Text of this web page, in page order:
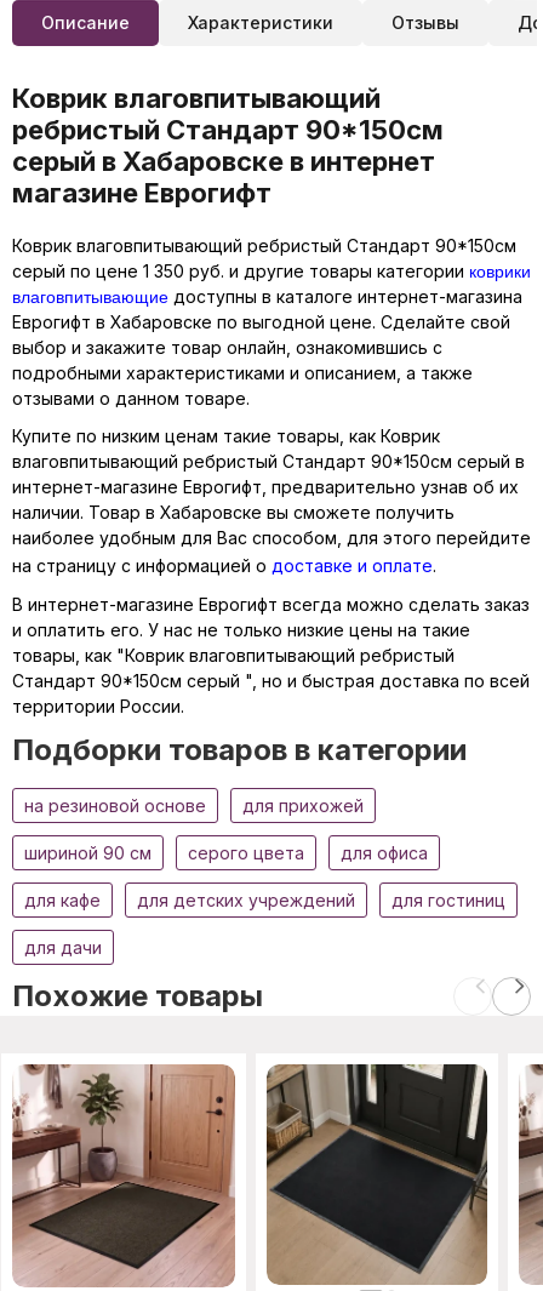
Описание Характеристики Отзывы
Коврик влаговпитывающий
ребристый Стандарт 90*150см
серый в Хабаровске в интернет
магазине Еврогифт
Коврик влаговпитывающий ребристый Стандарт 90*150см
серый по цене 1 350 руб. и другие товары категории коврики
влаговпитывающие доступны в каталоге интернет-магазина
Еврогифт в Хабаровске по выгодной цене. Сделайте свой
выбор и закажите товар онлайн, ознакомившись с
подробными характеристиками и описанием, а также
отзывами о данном товаре.
Купите по низким ценам такие товары, как Коврик
влаговпитывающий ребристый Стандарт 90*150см серый в
интернет-магазине Еврогифт, предварительно узнав об их
наличии. Товар в Хабаровске вы сможете получить
наиболее удобным для Вас способом, для этого перейдите
на страницу с информацией о доставке и оплате.
В интернет-магазине Еврогифт всегда можно сделать заказ
и оплатить его. У нас не только низкие цены на такие
товары, как "Коврик влаговпитывающий ребристый
Стандарт 90*150см серый ", но и быстрая доставка по всей
территории России.
Подборки товаров в категории
на резиновой основе для прихожей
шириной 90 см серого цвета для офиса
для кафе для детских учреждений для гостиниц
для дачи
Похожие товары